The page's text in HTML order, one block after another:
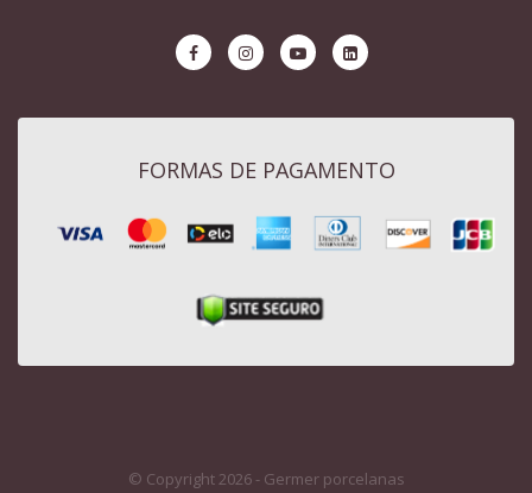
FORMAS DE PAGAMENTO
© Copyright 2026 - Germer porcelanas